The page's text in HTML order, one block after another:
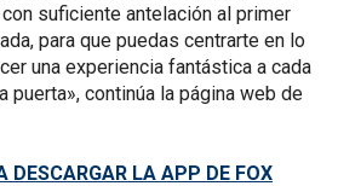
suficiente antelación al primer
para que puedas centrarte en lo
una experiencia fantástica a cada
puerta», continúa la página web de
DESCARGAR LA APP DE FOX